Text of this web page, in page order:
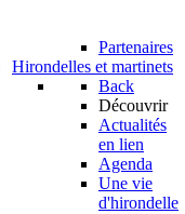
Partenaires
Hirondelles et martinets
Back
Découvrir
Actualités
en lien
Agenda
Une vie
d'hirondelle